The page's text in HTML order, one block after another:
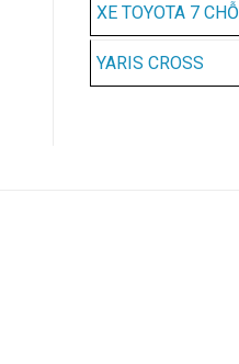
XE TOYOTA 7 CHỖ
YARIS CROSS